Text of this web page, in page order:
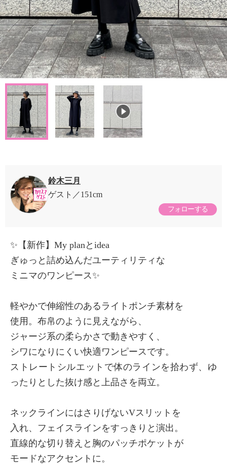
鈴木三月
ゲスト
151cm
フォローする
✨【新作】My planとidea
ぎゅっと詰め込んだユーティリティな
ミニマのワンピース✨
軽やかで伸縮性のあるライトポンチ素材を
使用。布帛のように見えながら、
ジャージ系の柔らかさで動きやすく、
シワになりにくい快適ワンピースです。
ストレートシルエットで体のラインを拾わず、ゆ
ったりとした抜け感と上品さを両立。
ネックラインにはさりげないVスリットを
入れ、フェイスラインをすっきりと演出。
直線的な切り替えと胸のパッチポケットが
モードなアクセントに。